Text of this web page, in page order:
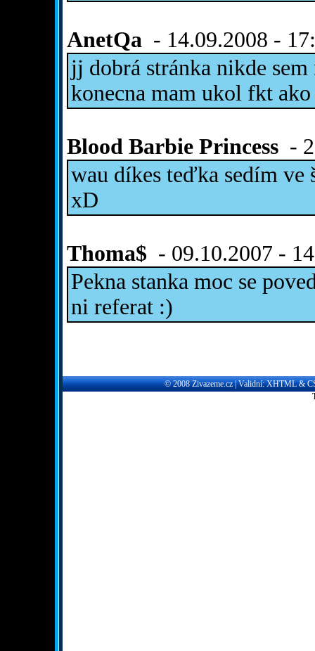
AnetQa - 14.09.2008 -
jj dobrá stránka nikde
konecna mam ukol fkt
Blood Barbie Princess -
wau díkes teďka sedím ve
xD
Thoma$ - 09.10.2007 -
Pekna stanka moc se
ni referat :)
© 2008Zivazeme.cz| Validní:XHTML&